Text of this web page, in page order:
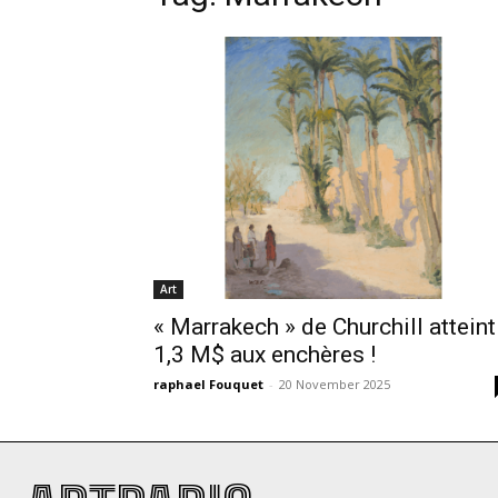
Art
« Marrakech » de Churchill atteint
1,3 M$ aux enchères !
raphael Fouquet - 20 November 2025